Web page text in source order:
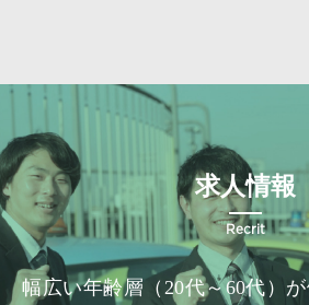
求人情報
Recrit
幅広い年齢層（20代～60代）